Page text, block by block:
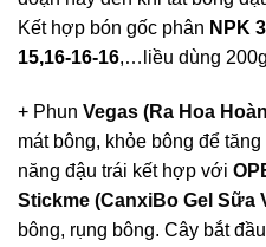
Kết hợp bón gốc phân NPK
15,16-16-16,…liều dùng
+ Phun Vegas (Ra Hoa
mát bông, khỏe bông để
năng đậu trái kết hợp với
Stickme (CanxiBo Gel Sữa
bông, rụng bông. Cây bắt